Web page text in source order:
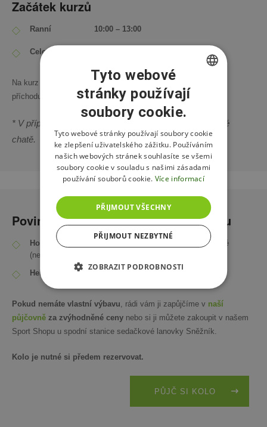
Začátek kurzů
Ranní 10:00 – 13:00
​​Celodenní kurz* 10:00 – 16:00
Na kurz se dostavte vždy s předstihem , z důvodu pozdního
příchodu nemůžeme prodloužit délku kurzu.
* V případě celodenního kurzu je v ceně oběd na horské
chatě.
Povinná výbava pro absolvování kurzu
Horské kolo ve 100% technickém stavu
– plně seřízené
(nemusí být celoodpružené)
Helma
(doporučujeme integrální)
Pokud nemáte vlastní výbavu, rádi vám ji zapůjčíme v naší
půjčovně za zvýhodněné ceny nebo si ji můžete zakoupit v našem
Sport Shopu u spodní stanice sedačkové lanovky Sněžník.
Kolo je nutné si předem rezervovat.
PŮJČ SI KOLO
CZECH
ENGLISH
POLISH
Tyto webové
stránky používají
soubory cookie.
Tyto webové stránky používají soubory cookie
ke zlepšení uživatelského zážitku. Používáním
našich webových stránek souhlasíte se všemi
soubory cookie v souladu s našimi zásadami
používání souborů cookie. Více informací
PŘIJMOUT VŠECHNY
PŘIJMOUT NEZBYTNÉ
ZOBRAZIT PODROBNOSTI